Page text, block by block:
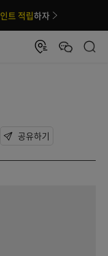
트 적립하자
공유하기